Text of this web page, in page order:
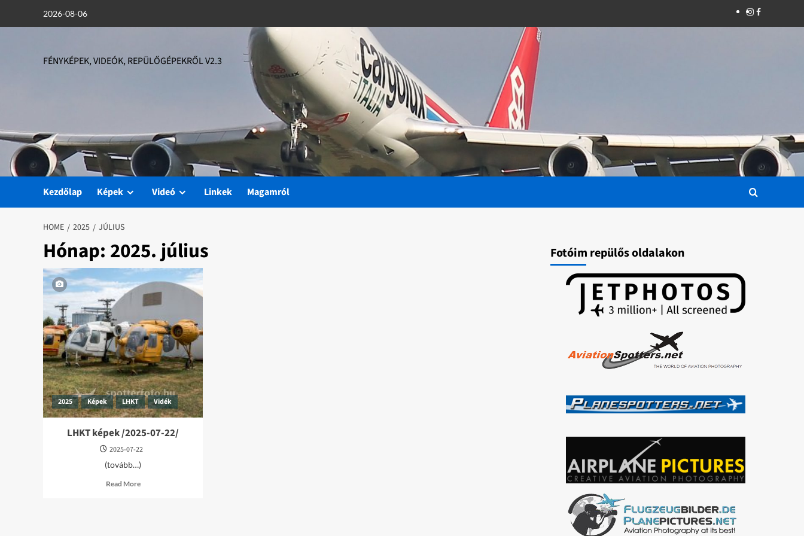
2026-08-06 Instagram
Facebook
FÉNYKÉPEK, VIDEÓK, REPÜLŐGÉPEKRŐL V2.3
Kezdőlap Képek Videó Linkek Magamról
HOME 2025 JÚLIUS
Hónap: 2025. július
2025 Képek LHKT Vidék
LHKT képek /2025-07-22/
2025-07-22
(tovább…)
Read MoreRead
Fotóim repülős oldalakon